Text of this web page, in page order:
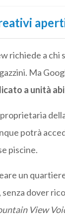
richiede a chi
Ma
a unità
potrà
piscine.
un
, senza dover
View